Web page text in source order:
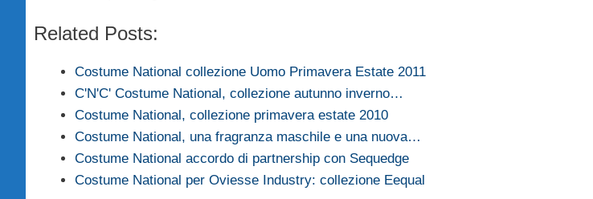
Related Posts:
Costume National collezione Uomo Primavera Estate 2011
C'N'C' Costume National, collezione autunno inverno…
Costume National, collezione primavera estate 2010
Costume National, una fragranza maschile e una nuova…
Costume National accordo di partnership con Sequedge
Costume National per Oviesse Industry: collezione Eequal